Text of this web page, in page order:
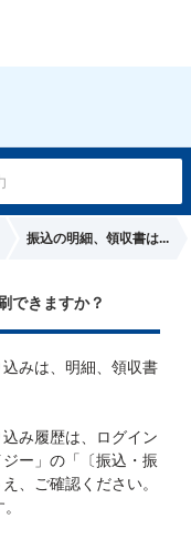
振込の明細、領収書は...
できますか？
みは、明細、領収書
み履歴は、ログイン
ー」の「〔振込・振
、ご確認ください。